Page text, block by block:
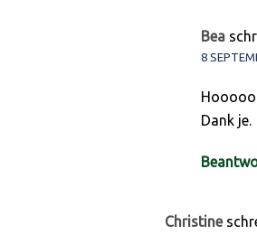
Bea
8
Hooooo
Dank je.
Christine